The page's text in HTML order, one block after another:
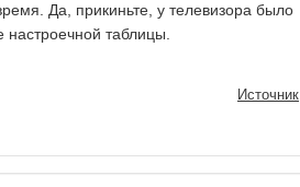
Да, прикиньте, у телевизора было
таблицы.
Источник